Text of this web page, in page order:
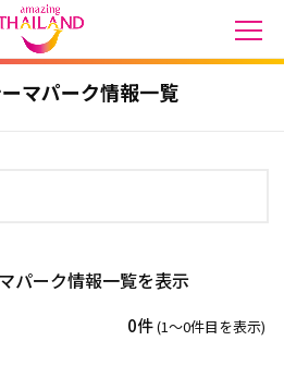
マパーク情報一覧
パーク情報一覧を表示
0件(1〜0件目を表示)